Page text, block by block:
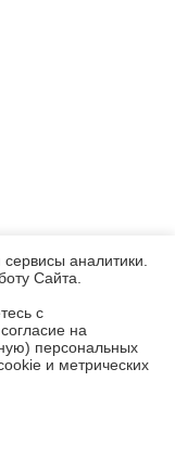
аналитики.
Cайта.
с
на
персональных
и метрических